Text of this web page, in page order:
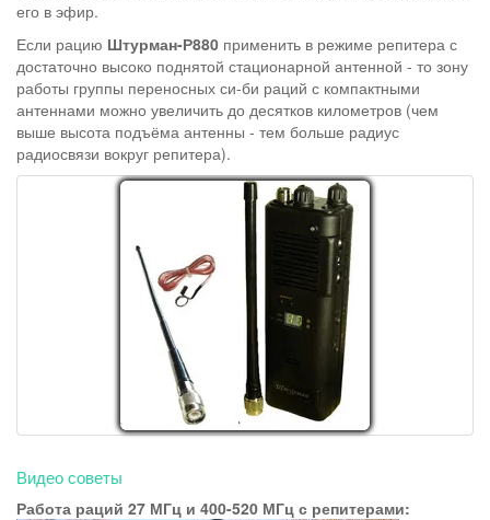
его в эфир.
Если рацию Штурман-Р880 применить в режиме репитера с
достаточно высоко поднятой стационарной антенной - то зону
работы группы переносных си-би раций с компактными
антеннами можно увеличить до десятков километров (чем
выше высота подъёма антенны - тем больше радиус
радиосвязи вокруг репитера).
Видео советы
Работа раций 27 МГц и 400-520 МГц с репитерами: